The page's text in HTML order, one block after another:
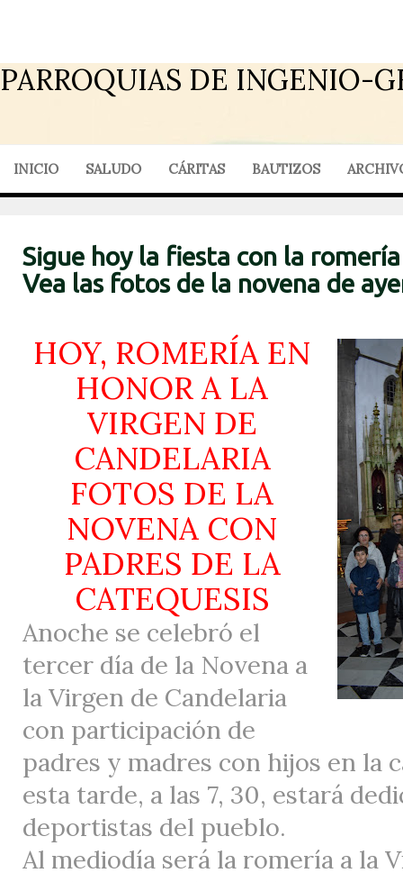
PARROQUIAS DE INGENIO-
INICIO SALUDO CÁRITAS BAUTIZOS
Sigue hoy la fiesta con la
Vea las fotos de la novena de
HOY, ROMERÍA EN
HONOR A LA
VIRGEN DE
CANDELARIA
FOTOS DE LA
NOVENA CON
PADRES DE LA
CATEQUESIS
Anoche se celebró el
tercer día de la Novena a
la Virgen de Candelaria
con participación de
padres y madres con hijos en la
esta tarde, a las 7, 30, estará
deportistas del pueblo.
Al mediodía será la romería a la